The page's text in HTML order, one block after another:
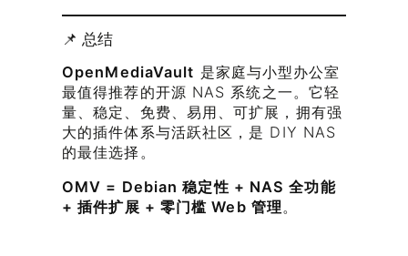
📌 总结
OpenMediaVault 是家庭与小型办公室
最值得推荐的开源 NAS 系统之一。它轻
量、稳定、免费、易用、可扩展，拥有强
大的插件体系与活跃社区，是 DIY NAS
的最佳选择。
OMV = Debian 稳定性 + NAS 全功能
+ 插件扩展 + 零门槛 Web 管理。